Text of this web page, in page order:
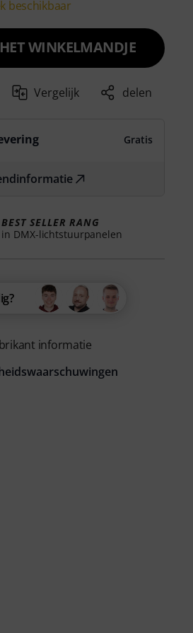
beschikbaar
WINKELMANDJE
Vergelijk delen
Gratis
BEST SELLER RANG
in DMX-lichtstuurpanelen
informatie